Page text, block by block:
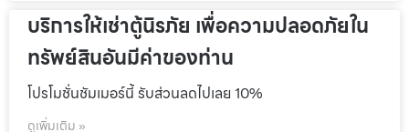
บริการให้เช่าตู้นิรภัย เพื่อความปลอดภัยใน
ทรัพย์สินอันมีค่าของท่าน
โปรโมชั่นชัมเมอร์นี้ รับส่วนลดไปเลย 10%
ดูเพิ่มเติม »